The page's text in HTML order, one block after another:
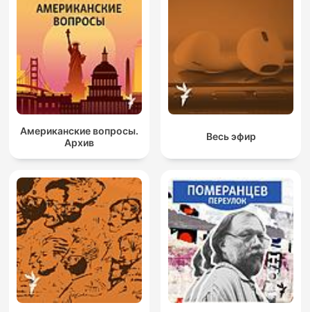
Весь эфир
Американские вопросы.
Архив